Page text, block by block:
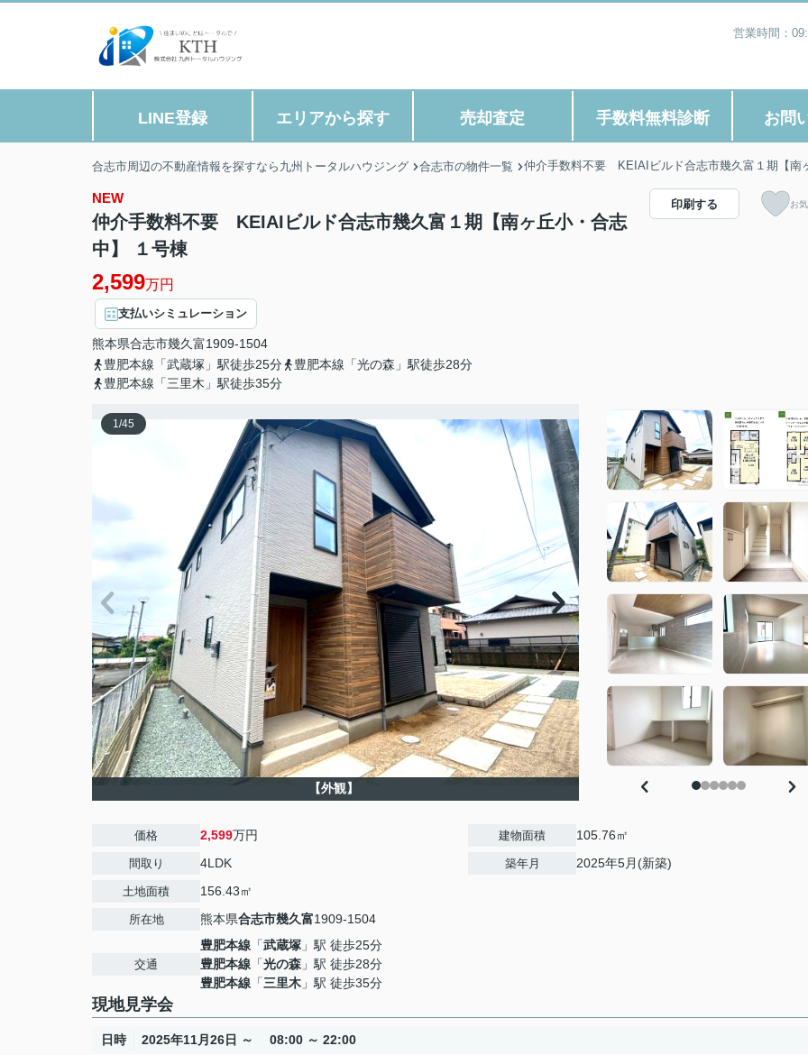
営業時間：
LINE登録 エリアから探す 売却査定 手数料無料診断 お問
合志市周辺の不動産情報を探すなら九州トータルハウジング 合志市の物件一覧 仲介手数料不要 KEIAIビルド合志市幾久富１期【南
NEW
仲介手数料不要 KEIAIビルド合志市幾久富１期【南ヶ丘小・合志
中】 １号棟
2,599万円
支払いシミュレーション
熊本県合志市幾久富1909-1504
豊肥本線「武蔵塚」駅徒歩25分
豊肥本線「光の森」駅徒歩28分
豊肥本線「三里木」駅徒歩35分
印刷する お
1/45
【外観】
価格 2,599万円
間取り 4LDK
土地面積 156.43㎡
所在地 熊本県合志市幾久富1909-1504
交通
豊肥本線 「武蔵塚 」駅 徒歩25分
豊肥本線 「光の森 」駅 徒歩28分
豊肥本線 「三里木 」駅 徒歩35分
建物面積 105.76㎡
築年月 2025年5月(新築)
現地見学会
日時
2025年11月26日 ～ 08:00 ～ 22:00